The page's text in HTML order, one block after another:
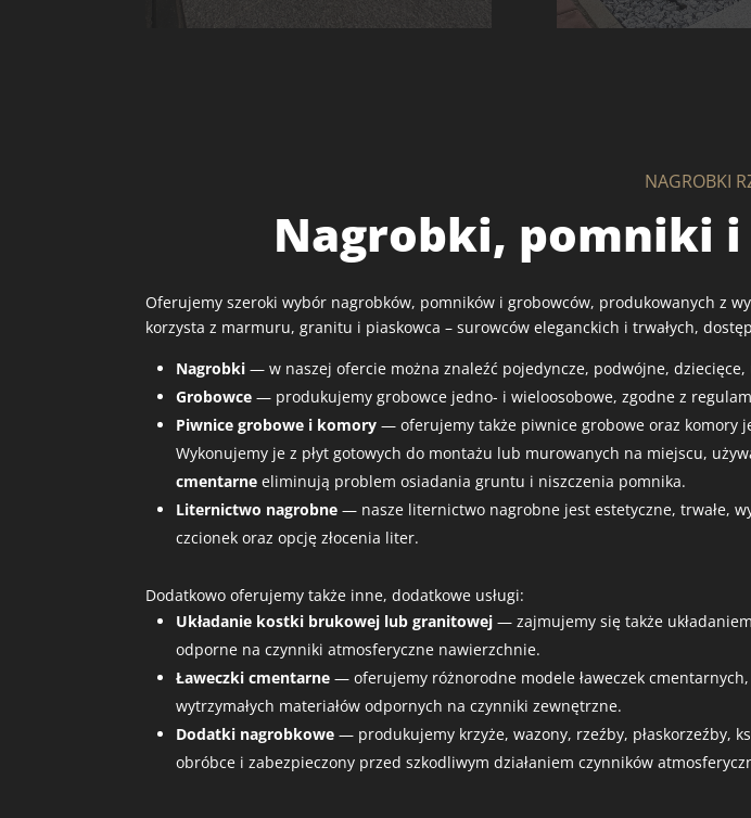
NAGROBKI
Nagrobki, pomniki
Oferujemy szeroki wybór nagrobków, pomników i grobowców, produkowanych z
korzysta z marmuru, granitu i piaskowca – surowców eleganckich i trwałych,
Nagrobki — w naszej ofercie można znaleźć pojedyncze, podwójne,
Grobowce — produkujemy grobowce jedno- i wieloosobowe, zgodne z
Piwnice grobowe i komory — oferujemy także piwnice grobowe oraz komory
Wykonujemy je z płyt gotowych do montażu lub murowanych na miejscu,
cmentarne eliminują problem osiadania gruntu i niszczenia pomnika.
Liternictwo nagrobne — nasze liternictwo nagrobne jest estetyczne, trwałe,
czcionek oraz opcję złocenia liter.
Dodatkowo oferujemy także inne, dodatkowe usługi:
Układanie kostki brukowej lub granitowej — zajmujemy się także
odporne na czynniki atmosferyczne nawierzchnie.
Ławeczki cmentarne — oferujemy różnorodne modele ławeczek
wytrzymałych materiałów odpornych na czynniki zewnętrzne.
Dodatki nagrobkowe — produkujemy krzyże, wazony, rzeźby, płaskorzeźby,
obróbce i zabezpieczony przed szkodliwym działaniem czynników